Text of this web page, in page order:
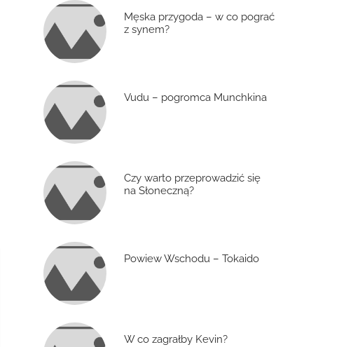
Męska przygoda – w co pograć
z synem?
Vudu – pogromca Munchkina
Czy warto przeprowadzić się
na Słoneczną?
Powiew Wschodu – Tokaido
W co zagrałby Kevin?